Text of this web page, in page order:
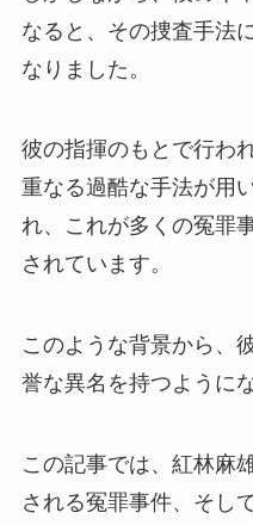
なると、その捜査手法
なりました。
彼の指揮のもとで行わ
重なる過酷な手法が用
れ、これが多くの冤罪
されています。
このような背景から、
誉な異名を持つように
この記事では、紅林麻
される冤罪事件、そし